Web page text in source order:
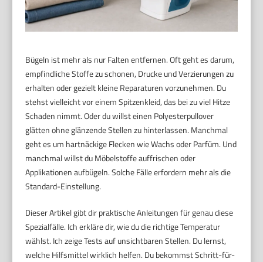
Bügeln ist mehr als nur Falten entfernen. Oft geht es darum,
empfindliche Stoffe zu schonen, Drucke und Verzierungen zu
erhalten oder gezielt kleine Reparaturen vorzunehmen. Du
stehst vielleicht vor einem Spitzenkleid, das bei zu viel Hitze
Schaden nimmt. Oder du willst einen Polyesterpullover
glätten ohne glänzende Stellen zu hinterlassen. Manchmal
geht es um hartnäckige Flecken wie Wachs oder Parfüm. Und
manchmal willst du Möbelstoffe auffrischen oder
Applikationen aufbügeln. Solche Fälle erfordern mehr als die
Standard-Einstellung.
Dieser Artikel gibt dir praktische Anleitungen für genau diese
Spezialfälle. Ich erkläre dir, wie du die richtige Temperatur
wählst. Ich zeige Tests auf unsichtbaren Stellen. Du lernst,
welche Hilfsmittel wirklich helfen. Du bekommst Schritt-für-